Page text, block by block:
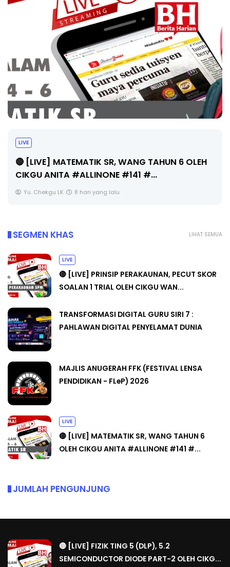
Sejarah Tingkatan 4
Unknown 8 hari yang lalu
LIHAT SEMUA
SEGMEN KHAS
LIVE
🔴 [LIVE] PRINSIP PERAKAUNAN, PECUT SKOR
SOALAN 1 TRIAL OLEH CIKGU WAN...
TRANSFORMASI DIGITAL GURU SIRI 7 :
PAHLAWAN DIGITAL PENYELAMAT DUNIA
MAJLIS ANUGERAH FFK (FESTIVAL LENSA
PENDIDIKAN - FLeP) 2026
LIVE
🔴 [LIVE] MATEMATIK SR, WANG TAHUN 6
OLEH CIKGU ANITA #ALLINONE #141 #...
JUMLAH PENGUNJUNG
🔴 [LIVE] FIZIK TING 5 (DLP), 5.2
SEMICONDUCTOR DIODE PART-2 OLEH CIKG...